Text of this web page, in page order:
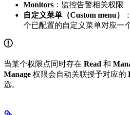
Monitors ：监控告警相关权限
自定义菜单（Custom menu）
个已配置的自定义菜单对应一
当某个权限点同时存在 Read 和
Manage 权限会自动关联授予对应的
选。